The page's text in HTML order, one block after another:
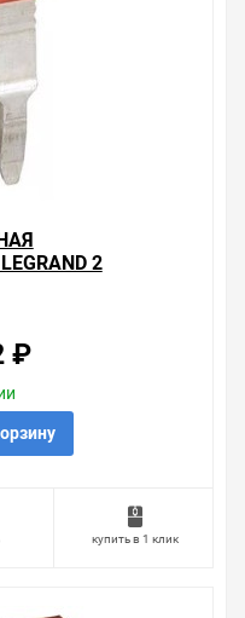
подробно о товарах
который для вас
ответим на все
2
₽
купить в 1 клик